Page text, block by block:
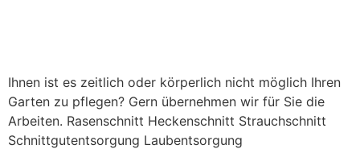
Ihnen ist es zeitlich oder körperlich nicht möglich Ihren
Garten zu pflegen? Gern übernehmen wir für Sie die
Arbeiten. Rasenschnitt Heckenschnitt Strauchschnitt
Schnittgutentsorgung Laubentsorgung